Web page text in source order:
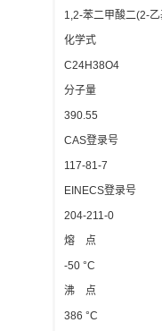
1,2-苯二甲酸二(2-
化学式
C24H38O4
分子量
390.55
CAS登录号
117-81-7
EINECS登录号
204-211-0
熔 点
-50 °C
沸 点
386 °C